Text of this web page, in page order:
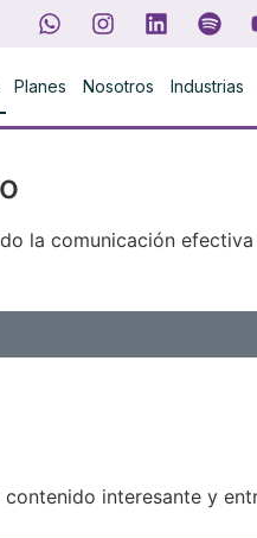
Planes Nosotros Industrias
la comunicación efectiva
contenido interesante y